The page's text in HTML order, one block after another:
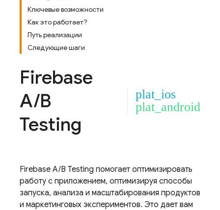
Ключевые возможности
Как это работает?
Путь реализации
Следующие шаги
Firebase
A/B
Testing
plat_ios
plat_android
Firebase A/B Testing помогает оптимизировать
работу с приложением, оптимизируя способы
запуска, анализа и масштабирования продуктов
и маркетинговых экспериментов. Это дает вам